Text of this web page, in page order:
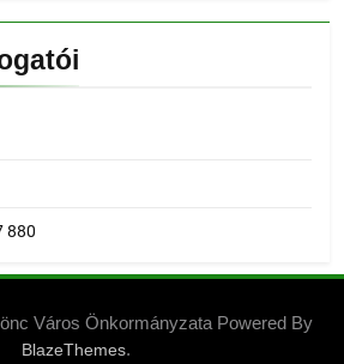
880
Város Önkormányzata Powered By
BlazeThemes.